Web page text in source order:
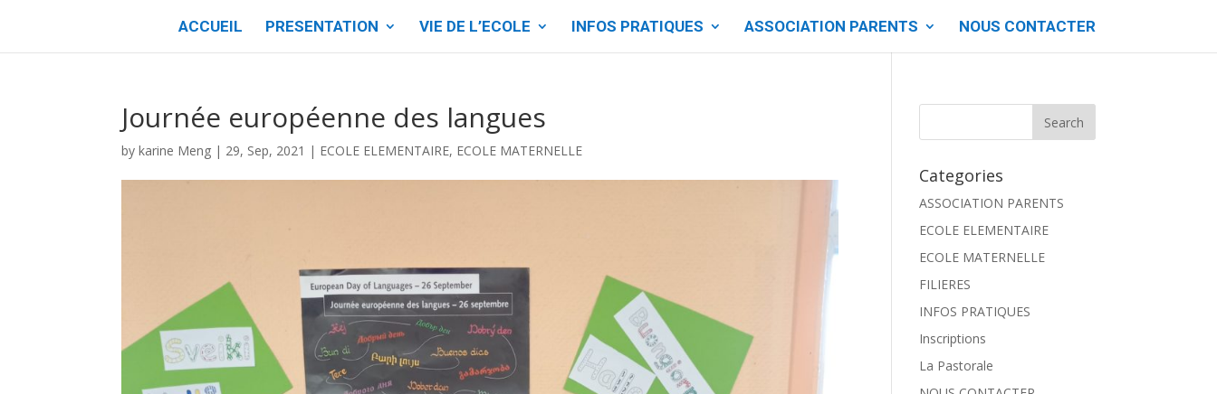
ACCUEIL PRESENTATION VIE DE L’ECOLE INFOS PRATIQUES ASSOCIATION PARENTS NOUS CONTACTER
Journée européenne des langues
bykarine Meng | 29, Sep, 2021 | ECOLE ELEMENTAIRE, ECOLE MATERNELLE
Categories
ASSOCIATION PARENTS
ECOLE ELEMENTAIRE
ECOLE MATERNELLE
FILIERES
INFOS PRATIQUES
Inscriptions
La Pastorale